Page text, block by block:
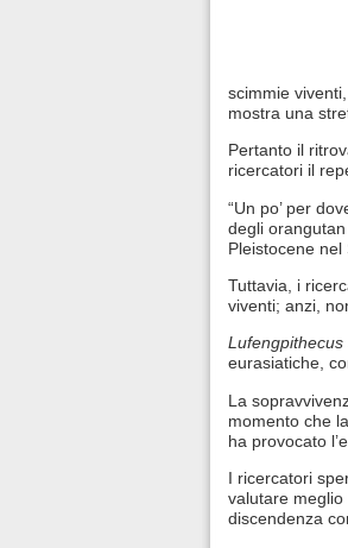
scimmie
mostra una
Pertanto il
ricercatori il
“Un po’ per
degli
Pleistocene nel
Tuttavia, i
viventi; anzi,
Lufengpithecus
eurasiatiche,
La
momento che
ha provocato
I ricercatori
valutare
discendenza